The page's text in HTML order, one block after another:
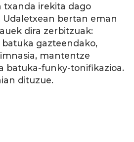
txanda irekita dago
Udaletxean bertan eman
dira zerbitzuak:
gazteendako,
mantentze
batuka-funky-tonifikazioa.
dituzue.